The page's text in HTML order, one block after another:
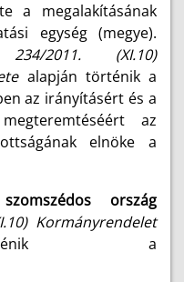
a megalakításának
egység (megye).
2011. (XI.10)
alapján történik a
az irányításért és a
az
elnöke a
ország
Kormányrendelet
a